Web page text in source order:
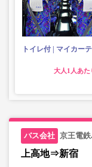
・フリーWi-Fiが
・車内は常時換気
トイレ付 マイカー
大人
京王電
上高地⇒新宿